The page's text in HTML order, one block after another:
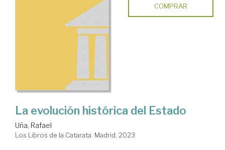
COMPRAR
La evolución histórica del Estado
Uña, Rafael
Los Libros de la Catarata. Madrid, 2023